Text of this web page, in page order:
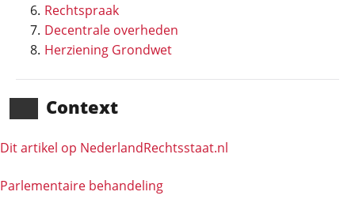
Rechtspraak
Decentrale overheden
Herziening Grondwet
Context
Dit artikel op NederlandRechts­staat.nl
Parlementaire behandeling